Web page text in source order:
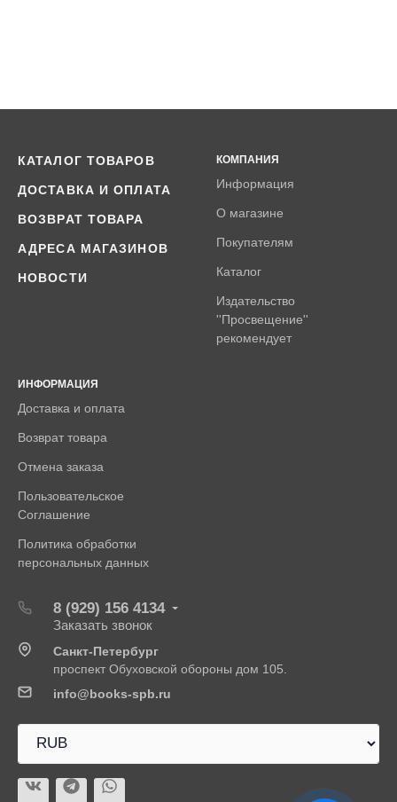
КАТАЛОГ ТОВАРОВ
ДОСТАВКА И ОПЛАТА
ВОЗВРАТ ТОВАРА
АДРЕСА МАГАЗИНОВ
НОВОСТИ
КОМПАНИЯ
Информация
О магазине
Покупателям
Каталог
Издательство
''Просвещение''
рекомендует
ИНФОРМАЦИЯ
Доставка и оплата
Возврат товара
Отмена заказа
Пользовательское
Соглашение
Политика обработки
персональных данных
8 (929) 156 4134
Заказать звонок
Санкт-Петербург
проспект Обуховской обороны дом 105.
info@books-spb.ru